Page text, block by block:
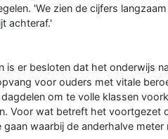
'We zien de cijfers
achteraf.'
er besloten dat het onderwijs
voor ouders met vitale
om te volle klassen
Voor wat betreft het voortgezet
waarbij de anderhalve